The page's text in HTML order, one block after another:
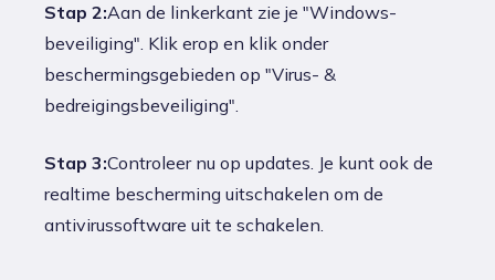
Stap 2:Aan de linkerkant zie je "Windows-
beveiliging". Klik erop en klik onder
beschermingsgebieden op "Virus- &
bedreigingsbeveiliging".
Stap 3:Controleer nu op updates. Je kunt ook de
realtime bescherming uitschakelen om de
antivirussoftware uit te schakelen.